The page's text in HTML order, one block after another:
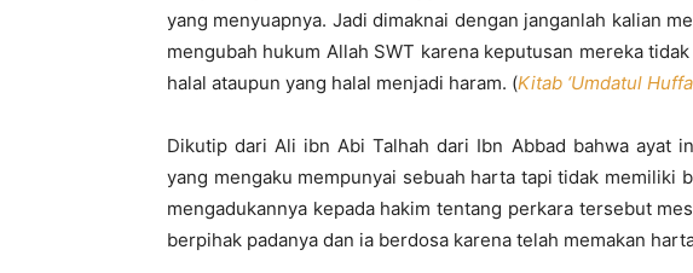
yang menyuapnya. Jadi dimaknai dengan janganlah kalian
mengubah hukum Allah SWT karena keputusan mereka
halal ataupun yang halal menjadi haram. (Kitab ‘Umdatul
Dikutip dari Ali ibn Abi Talhah dari Ibn Abbad bahwa ayat
yang mengaku mempunyai sebuah harta tapi tidak memiliki
mengadukannya kepada hakim tentang perkara tersebut
berpihak padanya dan ia berdosa karena telah memakan